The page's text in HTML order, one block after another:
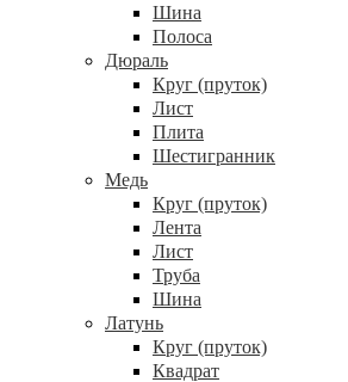
Шина
Полоса
Дюраль
Круг (пруток)
Лист
Плита
Шестигранник
Медь
Круг (пруток)
Лента
Лист
Труба
Шина
Латунь
Круг (пруток)
Квадрат